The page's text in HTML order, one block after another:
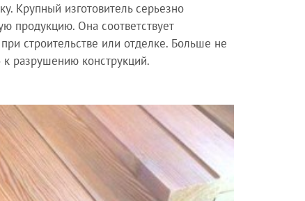
Крупный изготовитель серьезно
продукцию. Она соответствует
строительстве или отделке. Больше не
к разрушению конструкций.